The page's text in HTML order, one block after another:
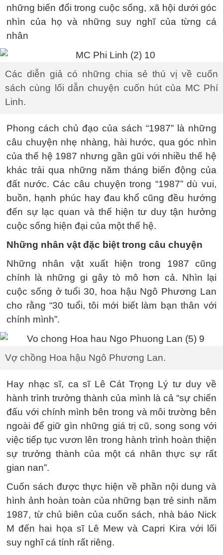
những biến đổi trong cuộc sống, xã hội dưới góc
nhìn của họ và những suy nghĩ của từng cá
nhân
Các diễn giả có những chia sẻ thú vị về cuốn
sách cùng lối dẫn chuyện cuốn hút của MC Phí
Linh.
Phong cách chủ đạo của sách “1987” là những
câu chuyện nhẹ nhàng, hài hước, qua góc nhìn
của thế hệ 1987 nhưng gần gũi với nhiều thế hệ
khác trải qua những năm tháng biến động của
đất nước. Các câu chuyện trong “1987” dù vui,
buồn, hạnh phúc hay đau khổ cũng đều hướng
đến sự lạc quan và thế hiện tư duy tận hưởng
cuộc sống hiện đại của một thế hệ.
Những nhân vật đặc biệt trong câu chuyện
Những nhân vật xuất hiện trong 1987 cũng
chính là những gi gây tò mô hơn cả. Nhìn lại
cuộc sống ở tuổi 30, hoa hậu Ngô Phương Lan
cho rằng “30 tuổi, tôi mới biết làm bạn thân với
chính mình”.
Vợ chồng Hoa hậu Ngô Phương Lan.
Hay nhạc sĩ, ca sĩ Lê Cát Trọng Lý tư duy về
hành trình trưởng thành của mình là cả “sự chiến
đấu với chính mình bên trong và môi trường bên
ngoài để giữ gìn những giá trị cũ, song song với
việc tiếp tục vươn lên trong hành trình hoàn thiện
sự trưởng thành của một cá nhân thực sự rất
gian nan”.
Cuốn sách được thực hiện về phần nội dung và
hình ảnh hoàn toàn của những bạn trẻ sinh năm
1987, từ chủ biên của cuốn sách, nhà báo Nick
M đến hai họa sĩ Lê Mew và Capri Kira với lối
suy nghĩ cá tính rất riêng.